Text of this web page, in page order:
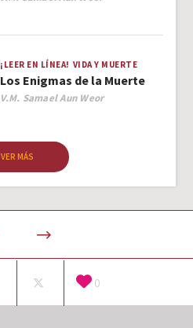
¡LEER EN LÍNEA! VIDA Y MUERTE
Los Enigmas de la Muerte
Author
V.M. Samael Aun Weor
VER MÁS
0